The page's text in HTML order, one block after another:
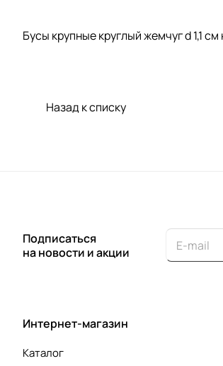
Бусы крупные круглый жемчуг d 1,1
Назад к списку
Подписаться
на новости и акции
Интернет-магазин
Каталог